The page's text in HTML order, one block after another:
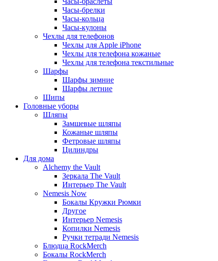
Часы-брелки
Часы-кольца
Часы-кулоны
Чехлы для телефонов
Чехлы для Apple iPhone
Чехлы для телефона кожаные
Чехлы для телефона текстильные
Шарфы
Шарфы зимние
Шарфы летние
Шипы
Головные уборы
Шляпы
Замшевые шляпы
Кожаные шляпы
Фетровые шляпы
Цилиндры
Для дома
Alchemy the Vault
Зеркала The Vault
Интерьер The Vault
Nemesis Now
Бокалы Кружки Рюмки
Другое
Интерьер Nemesis
Копилки Nemesis
Ручки тетради Nemesis
Блюдца RockMerch
Бокалы RockMerch